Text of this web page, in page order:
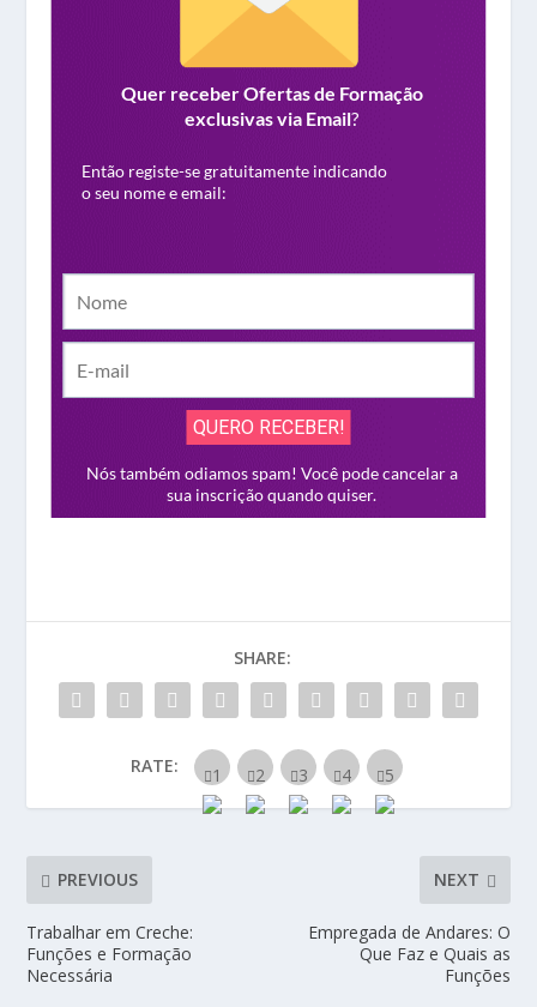
SHARE:
RATE:
PREVIOUS
Trabalhar em Creche:
Funções e Formação
Necessária
NEXT
Empregada de Andares: O
Que Faz e Quais as
Funções